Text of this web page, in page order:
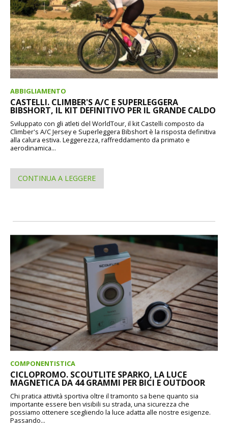
ABBIGLIAMENTO
CASTELLI. CLIMBER'S A/C E SUPERLEGGERA
BIBSHORT, IL KIT DEFINITIVO PER IL GRANDE CALDO
Sviluppato con gli atleti del WorldTour, il kit Castelli composto da
Climber's A/C Jersey e Superleggera Bibshort è la risposta definitiva
alla calura estiva. Leggerezza, raffreddamento da primato e
aerodinamica...
CONTINUA A LEGGERE
COMPONENTISTICA
CICLOPROMO. SCOUTLITE SPARKO, LA LUCE
MAGNETICA DA 44 GRAMMI PER BICI E OUTDOOR
Chi pratica attività sportiva oltre il tramonto sa bene quanto sia
importante essere ben visibili su strada, una sicurezza che
possiamo ottenere scegliendo la luce adatta alle nostre esigenze.
Passando...